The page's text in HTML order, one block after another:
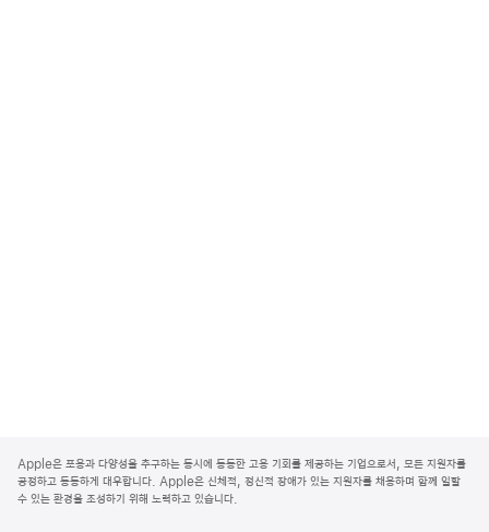
p
p
l
Apple은 포용과 다양성을 추구하는 동시에 동등한 고용 기회를 제공하는 기업으로서, 모든 지원자를
공정하고 동등하게 대우합니다. Apple은 신체적, 정신적 장애가 있는 지원자를 채용하며 함께 일할
수 있는 환경을 조성하기 위해 노력하고 있습니다.